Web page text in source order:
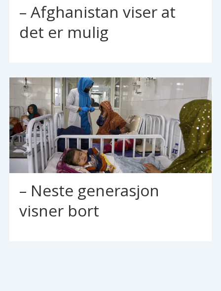
– Afghanistan viser at
det er mulig
– Neste generasjon
visner bort